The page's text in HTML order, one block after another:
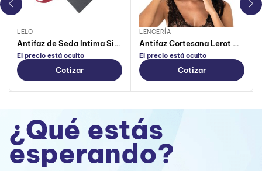
LELO
Antifaz de Seda Intima Silk Lelo
El precio está oculto
Cotizar
LENCERÍA
Antifaz Cortesana Lerot Negro
El precio está oculto
Cotizar
¿Qué estás
esperando?